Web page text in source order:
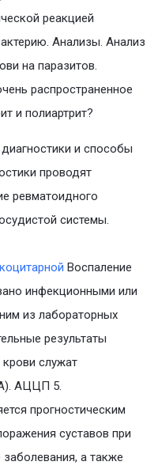
реакцией
Анализы. Анализ
на паразитов.
распространенное
и полиартрит?
и способы
проводят
ревматоидного
системы.
Воспаление
инфекционными или
из лабораторных
результаты
служат
АЦЦП 5.
прогностическим
суставов при
а также